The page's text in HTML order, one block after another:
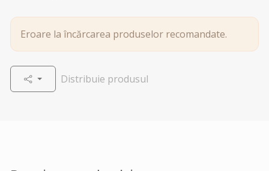
Eroare la încărcarea produselor recomandate.
Distribuie produsul